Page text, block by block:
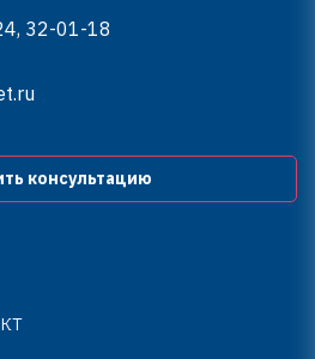
32-01-18
консультацию